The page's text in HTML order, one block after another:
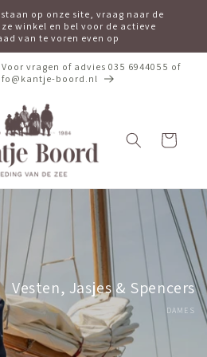
op onze site, vraag naar de
winkel en bel voor de actieve
van te voren even op
vragen of advies 035 6944055 of
boord.nl
Winkelwagen
Vesten, Jasjes & Spencers
DAMES